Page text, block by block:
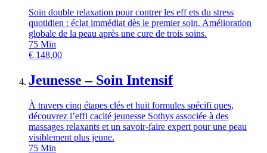
Soin double relaxation pour contrer les eff ets du stress
quotidien : éclat immédiat dès le premier soin. Amélioration
globale de la peau après une cure de trois soins.
75 Min
€ 148,00
Jeunesse – Soin Intensif
À travers cinq étapes clés et huit formules spécifi ques,
découvrez l’effi cacité jeunesse Sothys associée à des
massages relaxants et un savoir-faire expert pour une peau
visiblement plus jeune.
75 Min